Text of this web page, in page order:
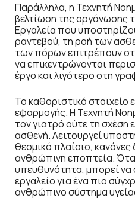
Παράλληλα, η Τεχνητή
βελτίωση της οργάνωσης
Εργαλεία που
ραντεβού, τη ροή των
των πόρων επιτρέπουν
να επικεντρώνονται
έργο και λιγότερο στη
Το καθοριστικό στοιχείο
εφαρμογής. Η Τεχνητή
τον γιατρό ούτε τη σχέση
ασθενή. Λειτουργεί
θεσμικό πλαίσιο, κανόνες
ανθρώπινη εποπτεία.
υπευθυνότητα, μπορεί να
εργαλείο για ένα πιο
ανθρώπινο σύστημα